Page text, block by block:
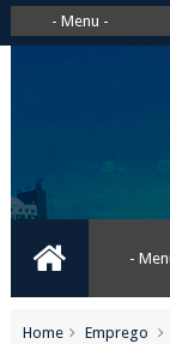
Home Emprego